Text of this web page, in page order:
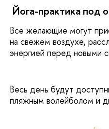
Йога-практика под
Все желающие могут
на свежем воздухе,
энергией перед новыми
Весь день будут
пляжным волейболом и